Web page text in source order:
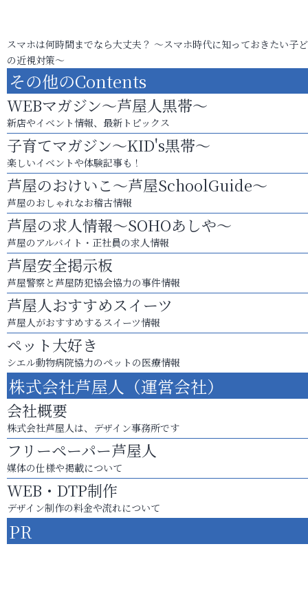
スマホは何時間までなら大丈夫？ ～スマホ時代に知っておきたい子
の近視対策～
その他のContents
WEBマガジン～芦屋人黒帯～
新店やイベント情報、最新トピックス
子育てマガジン～KID's黒帯～
楽しいイベントや体験記事も！
芦屋のおけいこ～芦屋SchoolGuide～
芦屋のおしゃれなお稽古情報
芦屋の求人情報～SOHOあしや～
芦屋のアルバイト・正社員の求人情報
芦屋安全掲示板
芦屋警察と芦屋防犯協会協力の事件情報
芦屋人おすすめスイーツ
芦屋人がおすすめするスイーツ情報
ペット大好き
シエル動物病院協力のペットの医療情報
株式会社芦屋人（運営会社）
会社概要
株式会社芦屋人は、デザイン事務所です
フリーペーパー芦屋人
媒体の仕様や掲載について
WEB・DTP制作
デザイン制作の料金や流れについて
PR